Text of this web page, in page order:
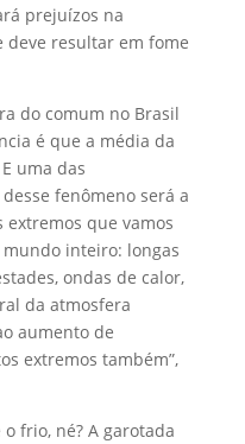
prejuízos na
deve resultar em fome
do comum no Brasil
é que a média da
uma das
fenômeno será a
que vamos
inteiro: longas
ondas de calor,
da atmosfera
aumento de
extremos também”,
frio, né? A garotada